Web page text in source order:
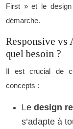
First » et le
démarche.
Responsive vs
quel besoin ?
Il est crucial de
concepts :
Le design
s’adapte à